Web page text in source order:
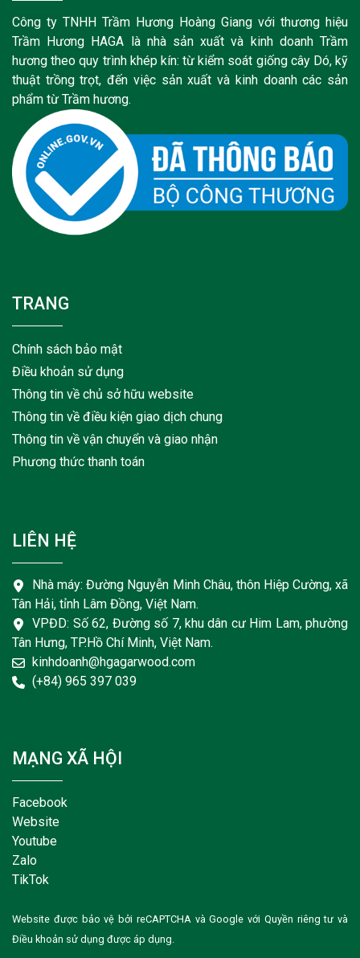
Công ty TNHH Trầm Hương Hoàng Giang với thương hiệu
Trầm Hương HAGA là nhà sản xuất và kinh doanh Trầm
hương theo quy trình khép kín: từ kiểm soát giống cây Dó, kỹ
thuật trồng trọt, đến việc sản xuất và kinh doanh các sản
phẩm từ Trầm hương.
TRANG
Chính sách bảo mật
Điều khoản sử dụng
Thông tin về chủ sở hữu website
Thông tin về điều kiện giao dịch chung
Thông tin về vận chuyển và giao nhận
Phương thức thanh toán
LIÊN HỆ
Nhà máy: Đường Nguyễn Minh Châu, thôn Hiệp Cường, xã
Tân Hải, tỉnh Lâm Đồng, Việt Nam.
VPĐD: Số 62, Đường số 7, khu dân cư Him Lam, phường
Tân Hưng, TP.Hồ Chí Minh, Việt Nam.
kinhdoanh@hgagarwood.com
(+84) 965 397 039
MẠNG XÃ HỘI
Facebook
Website
Youtube
Zalo
TikTok
Website được bảo vệ bởi reCAPTCHA và Google với Quyền riêng tư và
Điều khoản sử dụng được áp dụng.